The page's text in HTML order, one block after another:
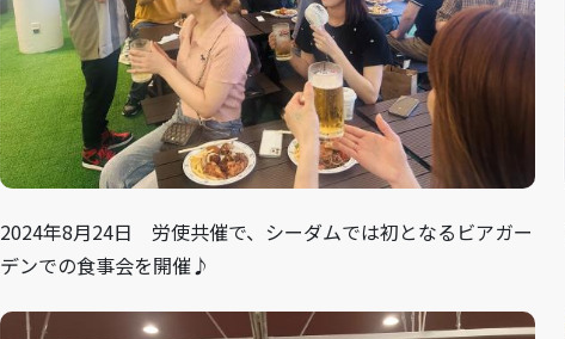
2024年8月24日 労使共催で、シーダムでは初となるビアガー
デンでの食事会を開催♪